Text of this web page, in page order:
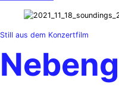
Still aus dem Konzertfilm